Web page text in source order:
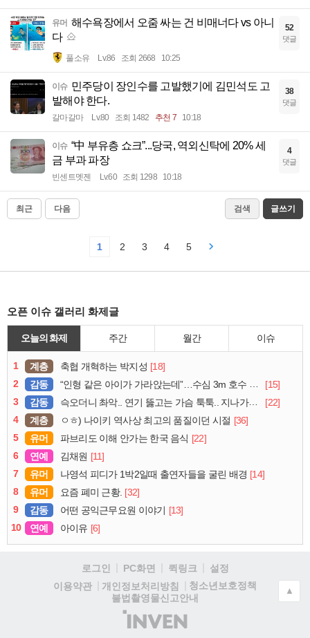
유머 해수욕장에서 오줌 싸는 건 비매너다 vs 아니
다
풀소유 Lv.86 조회 2668 10:25
52
댓글
이슈 민주당이 장인수를 고발했기에 김민석도 고
발해야 한다.
갈마갈마 Lv.80 조회 1482 추천 7 10:18
38
댓글
이슈 “中 부유층 쇼크”...당국, 역외신탁에 20% 세
금 부과 파장
빈센트멧젠 Lv.60 조회 1298 10:18
4
댓글
최근 다음 검색 글쓰기
1 2 3 4 5
오픈 이슈 갤러리 화제글
오늘의 화제 주간 월간 이슈
1 계층 축협 개혁하는 박지성 [18]
2
감동 “인형 같은 아이가 가라앉는데”…수심 3m 호수 뛰어든 60대 의인
[15]
3
감동 슥오더니 촤악.. 연기 뚫고는 가슴 툭툭.. 지나가던 아재의 정체
[22]
4
계층 ㅇㅎ) 나이키 역사상 최고의 품질이던 시절 [36]
5
유머 파브리도 이해 안가는 한국 음식 [22]
6
연예 김채원 [11]
7
유머 나영석 피디가 1박2일때 출연자들을 굴린 배경 [14]
8
유머 요즘 폐미 근황. [32]
9
감동 어떤 공익근무요원 이야기 [13]
10
연예 아이유 [6]
로그인 PC화면 퀵링크
설정
이용약관
개인정보처리방침
청소년보호정책
불법촬영물신고안내
(주)
인
▲